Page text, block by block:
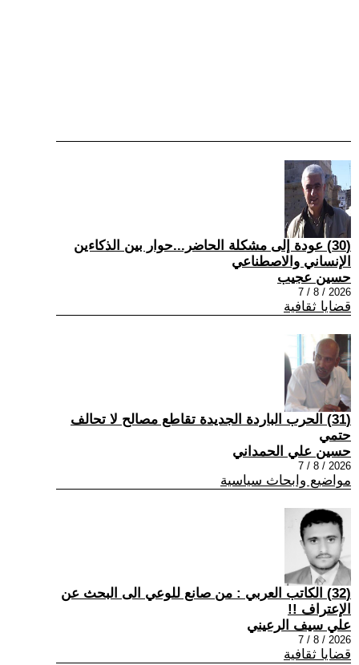
(30) عودة إلى مشكلة الحاضر...حوار بين الذكاءين
الإنساني والاصطناعي
حسين عجيب
2026 / 8 / 7
قضايا ثقافية
(31) الحرب الباردة الجديدة تقاطع مصالح لا تحالف
حتمي
حسين علي الحمداني
2026 / 8 / 7
مواضيع وابحاث سياسية
(32) الكاتب العربي : من صانع للوعي الى البحث عن
الإعتراف !!
علي سيف الرعيني
2026 / 8 / 7
قضايا ثقافية